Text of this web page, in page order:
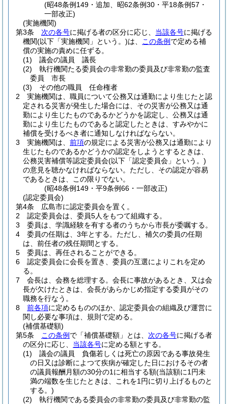
(昭48条例149・追加、昭62条例30・平18条例57・
一部改正)
(実施機関)
第3条
次の各号に掲げる者の区分に応じ、 当該各号に掲げる
機関(以下「実施機関」という。)は、 この条例 で定める補
償の実施の責めに任ずる。
(1)
議会の議員 議長
(2)
執行機関たる委員会の非常勤の委員及び非常勤の監査
委員 市長
(3)
その他の職員 任命権者
2
実施機関は、職員について公務又は通勤により生じたと認
定される災害が発生した場合には、その災害が公務又は通
勤により生じたものであるかどうかを認定し、公務又は通
勤により生じたものであると認定したときは、すみやかに
補償を受けるべき者に通知しなければならない。
3
実施機関は、 前項の規定による災害が公務又は通勤により
生じたものであるかどうかの認定をしようとするときは、
公務災害補償等認定委員会(以下「認定委員会」という。)
の意見を聴かなければならない。 ただし、その認定が容易
であるときは、この限りでない。
(昭48条例149・平9条例66・一部改正)
(認定委員会)
第4条
広島市に認定委員会を置く。
2
認定委員会は、委員5人をもつて組織する。
3
委員は、学識経験を有する者のうちから市長が委嘱する。
4
委員の任期は、3年とする。 ただし、補欠の委員の任期
は、前任者の残任期間とする。
5
委員は、再任されることができる。
6
認定委員会に会長を置き、委員の互選によりこれを定め
る。
7
会長は、会務を総理する。 会長に事故があるとき、又は会
長が欠けたときは、会長があらかじめ指定する委員がその
職務を行なう。
8
前各項に定めるもののほか、認定委員会の組織及び運営に
関し必要な事項は、規則で定める。
(補償基礎額)
第5条
この条例 で「補償基礎額」とは、 次の各号に掲げる者
の区分に応じ、 当該各号に定める額とする。
(1)
議会の議員 負傷若しくは死亡の原因である事故発生
の日又は診断によつて疾病が確定した日におけるその者
の議員報酬月額の30分の1に相当する額(当該額に1円未
満の端数を生じたときは、これを1円に切り上げるものと
する。)
(2)
執行機関である委員会の非常勤の委員及び非常勤の監